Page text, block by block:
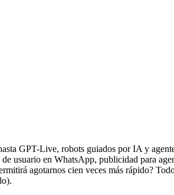
GPT-Live, robots guiados por IA y
usuario en WhatsApp, publicidad para
agotarnos cien veces más rápido?